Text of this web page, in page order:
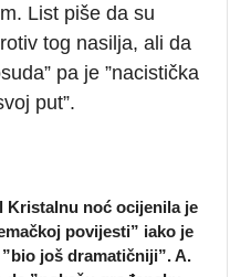
List piše da su
tog nasilja, ali da
pa je ”nacistička
put”.
Kristalnu noć ocijenila je
povijesti” iako je
još dramatičniji”. A.